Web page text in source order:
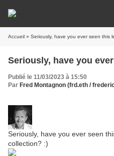
Accueil » Seriously, have you ever seen this
Seriously, have you
Publié le 11/03/2023 à 15:50
Par Fred Montagnon (frd.eth /
Seriously, have you ever seen
collection? :)